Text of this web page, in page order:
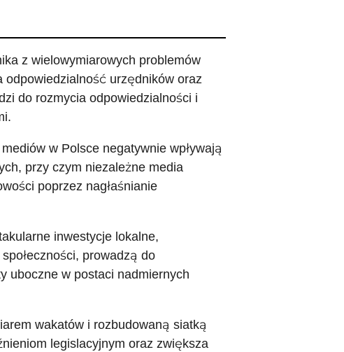
z wielowymiarowych problemów
urzędników oraz
do rozmycia odpowiedzialności i
w Polsce negatywnie wpływają
przy czym niezależne media
poprzez nagłaśnianie
inwestycje lokalne,
prowadzą do
uboczne w postaci nadmiernych
wakatów i rozbudowaną siatką
legislacyjnym oraz zwiększa